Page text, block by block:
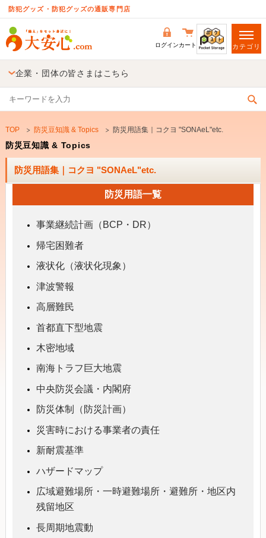
防犯グッズ・防犯グッズの通販専門店
ログインカート カテゴリ
企業・団体の皆さまはこちら
TOP 防災豆知識 & Topics 防災用語集｜コクヨ "SONAeL"etc.
防災豆知識 & Topics
防災用語集｜コクヨ "SONAeL"etc.
防災用語一覧
事業継続計画（BCP・DR）
帰宅困難者
液状化（液状化現象）
津波警報
高層難民
首都直下型地震
木密地域
南海トラフ巨大地震
中央防災会議・内閣府
防災体制（防災計画）
災害時における事業者の責任
新耐震基準
ハザードマップ
広域避難場所・一時避難場所・避難所・地区内
残留地区
長周期地震動